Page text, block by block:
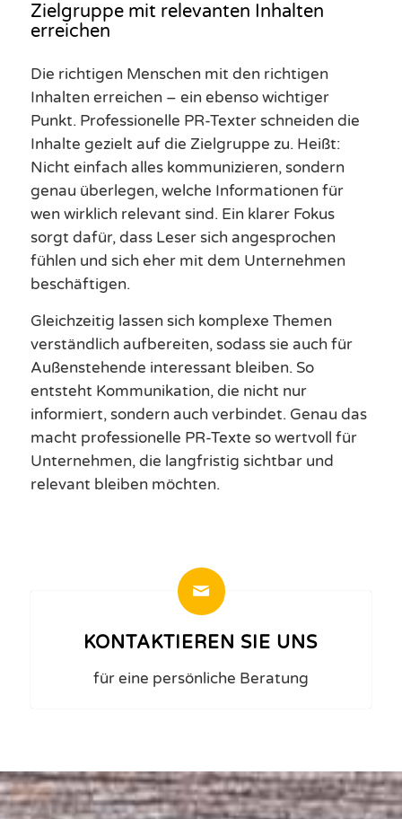
Zielgruppe mit relevanten Inhalten
erreichen
Die richtigen Menschen mit den richtigen
Inhalten erreichen – ein ebenso wichtiger
Punkt. Professionelle PR-Texter schneiden die
Inhalte gezielt auf die Zielgruppe zu. Heißt:
Nicht einfach alles kommunizieren, sondern
genau überlegen, welche Informationen für
wen wirklich relevant sind. Ein klarer Fokus
sorgt dafür, dass Leser sich angesprochen
fühlen und sich eher mit dem Unternehmen
beschäftigen.
Gleichzeitig lassen sich komplexe Themen
verständlich aufbereiten, sodass sie auch für
Außenstehende interessant bleiben. So
entsteht Kommunikation, die nicht nur
informiert, sondern auch verbindet. Genau das
macht professionelle PR-Texte so wertvoll für
Unternehmen, die langfristig sichtbar und
relevant bleiben möchten.
KONTAKTIEREN SIE UNS
für eine persönliche Beratung